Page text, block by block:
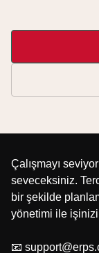
Çalışmayı
seveceksiniz.
bir şekilde
yönetimi ile
📧